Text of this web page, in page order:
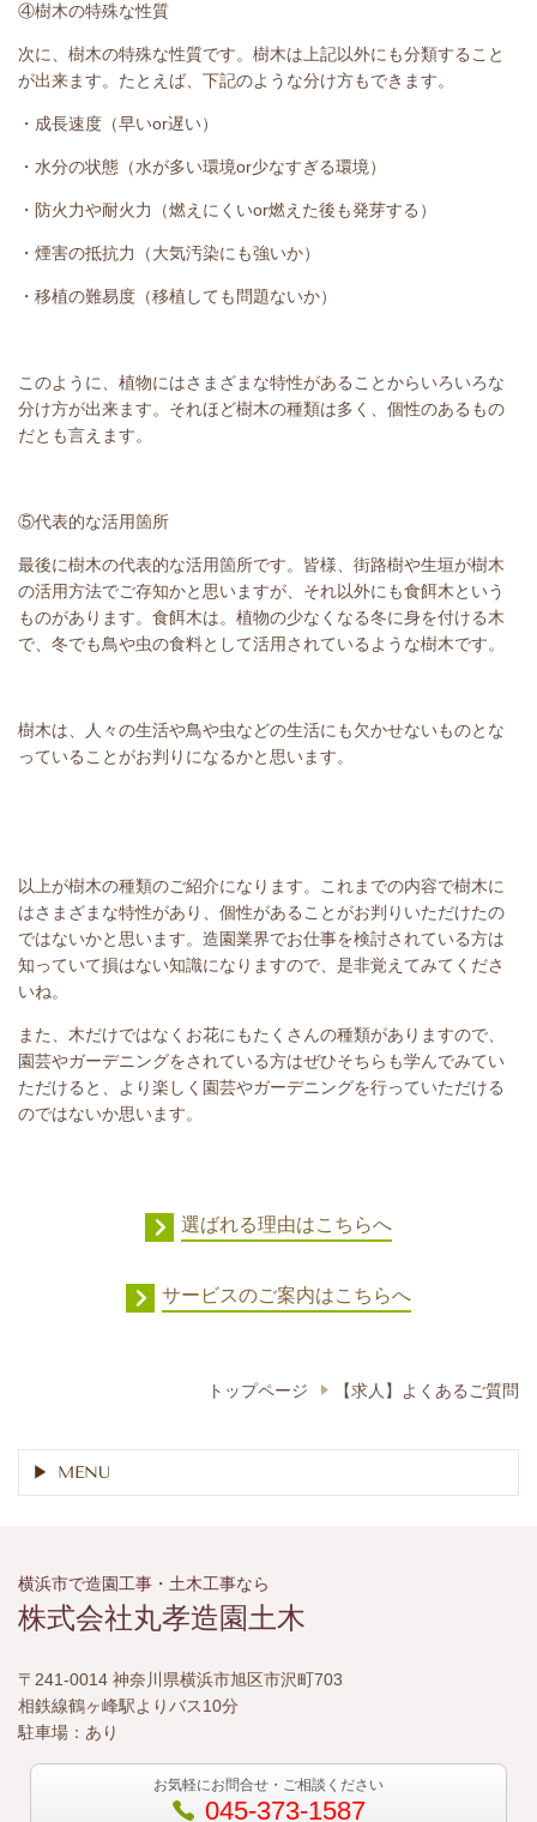
④樹木の特殊な性質
次に、樹木の特殊な性質です。樹木は上記以外にも分類すること
が出来ます。たとえば、下記のような分け方もできます。
・成長速度（早いor遅い）
・水分の状態（水が多い環境or少なすぎる環境）
・防火力や耐火力（燃えにくいor燃えた後も発芽する）
・煙害の抵抗力（大気汚染にも強いか）
・移植の難易度（移植しても問題ないか）
このように、植物にはさまざまな特性があることからいろいろな
分け方が出来ます。それほど樹木の種類は多く、個性のあるもの
だとも言えます。
⑤代表的な活用箇所
最後に樹木の代表的な活用箇所です。皆様、街路樹や生垣が樹木
の活用方法でご存知かと思いますが、それ以外にも食餌木という
ものがあります。食餌木は。植物の少なくなる冬に身を付ける木
で、冬でも鳥や虫の食料として活用されているような樹木です。
樹木は、人々の生活や鳥や虫などの生活にも欠かせないものとな
っていることがお判りになるかと思います。
以上が樹木の種類のご紹介になります。これまでの内容で樹木に
はさまざまな特性があり、個性があることがお判りいただけたの
ではないかと思います。造園業界でお仕事を検討されている方は
知っていて損はない知識になりますので、是非覚えてみてくださ
いね。
また、木だけではなくお花にもたくさんの種類がありますので、
園芸やガーデニングをされている方はぜひそちらも学んでみてい
ただけると、より楽しく園芸やガーデニングを行っていただける
のではないか思います。
選ばれる理由はこちらへ
サービスのご案内はこちらへ
トップページ 【求人】よくあるご質問
MENU
横浜市で造園工事・土木工事なら
株式会社丸孝造園土木
〒241-0014 神奈川県横浜市旭区市沢町703
相鉄線鶴ヶ峰駅よりバス10分
駐車場：あり
お気軽にお問合せ・ご相談ください
045-373-1587